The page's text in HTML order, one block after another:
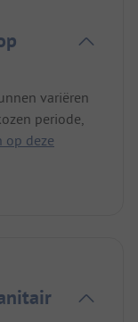
variëren
periode,
op deze